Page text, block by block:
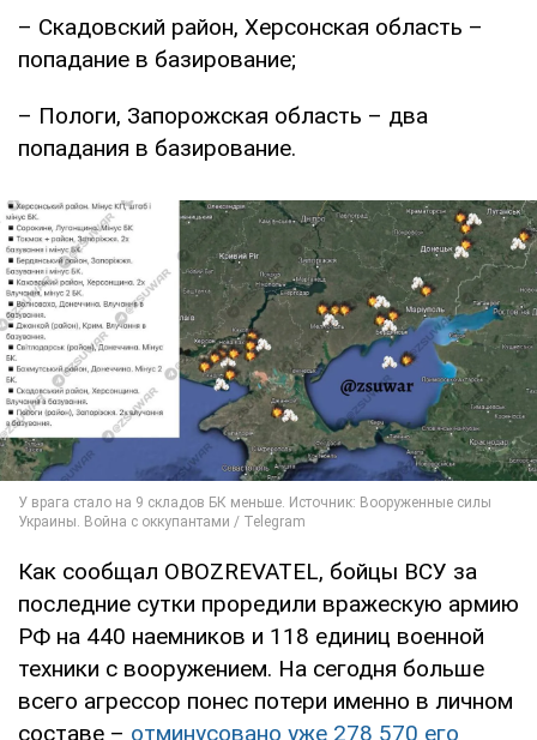
– Скадовский район, Херсонская область –
попадание в базирование;
– Пологи, Запорожская область – два
попадания в базирование.
Как сообщал OBOZREVATEL, бойцы ВСУ за
последние сутки проредили вражескую армию
РФ на 440 наемников и 118 единиц военной
техники с вооружением. На сегодня больше
всего агрессор понес потери именно в личном
составе – отминусовано уже 278 570 его